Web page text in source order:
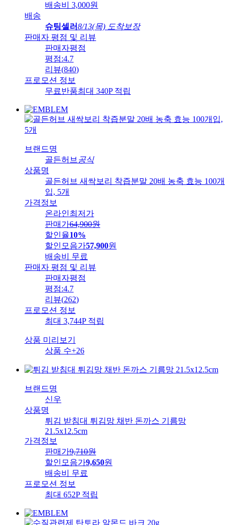
배송비
3,000원
배송
슈팅셀러8/13(목) 도착보장
판매자 평점 및 리뷰
판매자평점
평점:4.7
리뷰(840)
프로모션 정보
무료반품최대 340P 적립
브랜드명
골든허브 공식
상품명
골든허브 새싹보리 착즙분말 20배 농축 효능 100개
입, 5개
가격정보
온라인최저가
판매가64,900원
할인율10%
할인모음가57,900원
배송비
무료
판매자 평점 및 리뷰
판매자평점
평점:4.7
리뷰(262)
프로모션 정보
최대 3,744P 적립
상품 미리보기
상품 수+26
브랜드명
신우
상품명
튀김 받침대 튀김망 채반 돈까스 기름망
21.5x12.5cm
가격정보
판매가9,710원
할인모음가9,650원
배송비
무료
프로모션 정보
최대 652P 적립